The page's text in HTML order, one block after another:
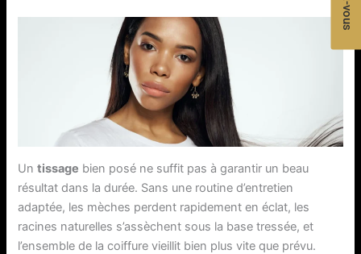
Untissage bien posé ne suffit pas à garantir un beau
résultat dans la durée. Sans une routine d’entretien
adaptée, les mèches perdent rapidement en éclat, les
racines naturelles s’assèchent sous la base tressée, et
l’ensemble de la coiffure vieillit bien plus vite que prévu.